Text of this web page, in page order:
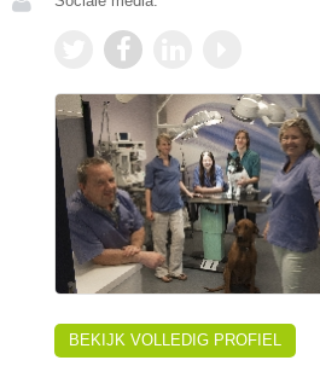
BEKIJK VOLLEDIG PROFIEL